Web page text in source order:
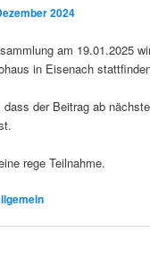
2024
am 19.01.2025
in Eisenach
der Beitrag ab
rege Teilnahme.